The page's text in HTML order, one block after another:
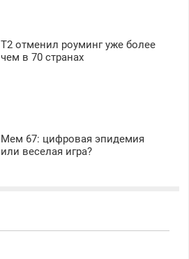
Т2 отменил роуминг уже более
чем в 70 странах
Мем 67: цифровая эпидемия
или веселая игра?